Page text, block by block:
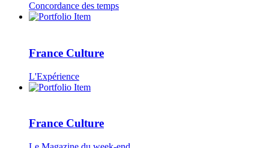
Concordance des temps
France Culture
L'Expérience
France Culture